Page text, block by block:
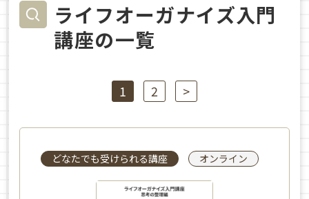
ライフオーガナイズ入門
講座の一覧
1 2 >
どなたでも受けられる講座 オンライン